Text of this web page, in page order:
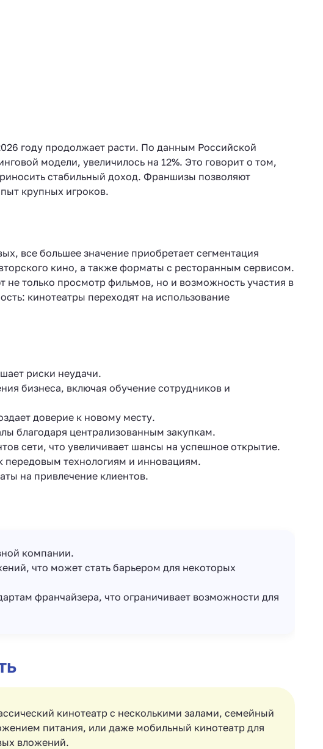
году продолжает расти. По данным Российской
модели, увеличилось на 12%. Это говорит о том,
стабильный доход. Франшизы позволяют
крупных игроков.
все большее значение приобретает сегментация
кино, а также форматы с ресторанным сервисом.
не только просмотр фильмов, но и возможность участия в
кинотеатры переходят на использование
риски неудачи.
бизнеса, включая обучение сотрудников и
доверие к новому месту.
благодаря централизованным закупкам.
сети, что увеличивает шансы на успешное открытие.
передовым технологиям и инновациям.
на привлечение клиентов.
компании.
что может стать барьером для некоторых
франчайзера, что ограничивает возможности для
кинотеатр с несколькими залами, семейный
питания, или даже мобильный кинотеатр для
вложений.